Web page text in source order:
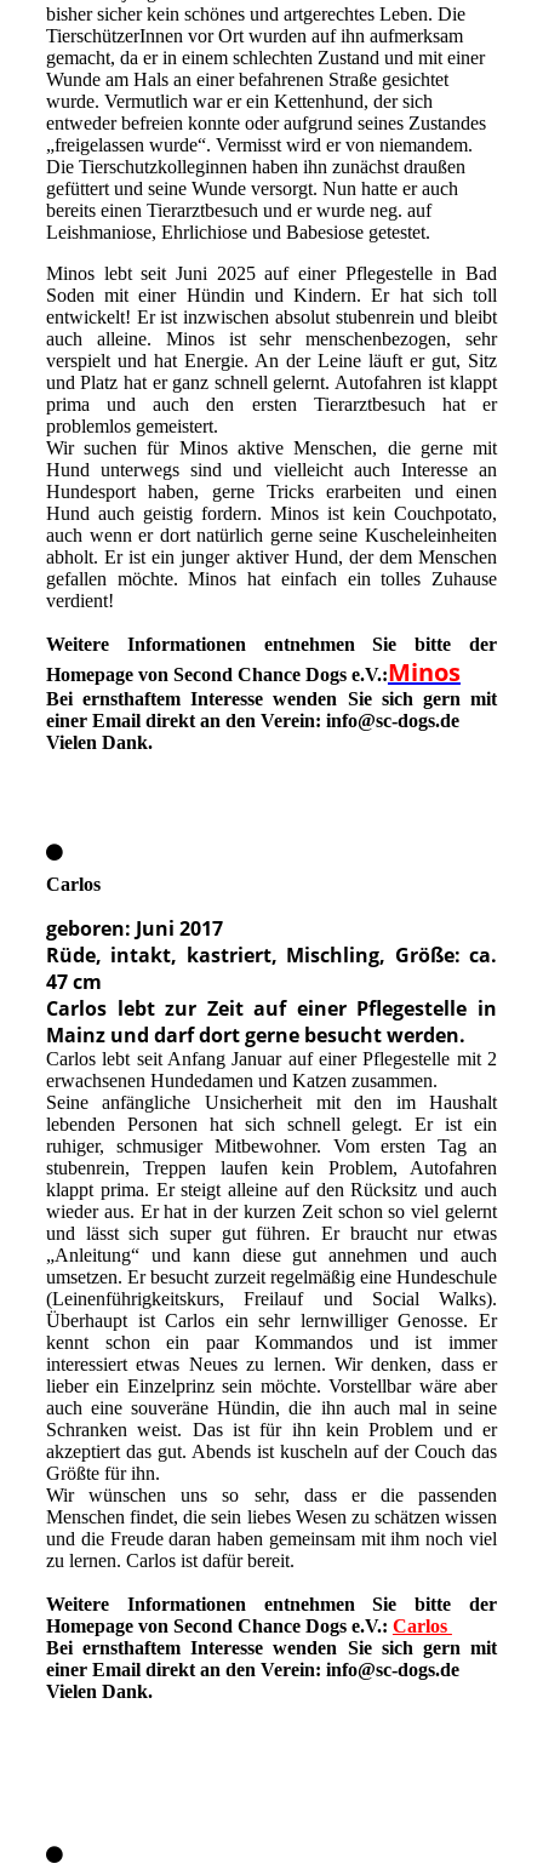
bisher sicher kein schönes und artgerechtes Leben. Die
TierschützerInnen vor Ort wurden auf ihn aufmerksam
gemacht, da er in einem schlechten Zustand und mit einer
Wunde am Hals an einer befahrenen Straße gesichtet
wurde. Vermutlich war er ein Kettenhund, der sich
entweder befreien konnte oder aufgrund seines Zustandes
„freigelassen wurde“. Vermisst wird er von niemandem.
Die Tierschutzkolleginnen haben ihn zunächst draußen
gefüttert und seine Wunde versorgt. Nun hatte er auch
bereits einen Tierarztbesuch und er wurde neg. auf
Leishmaniose, Ehrlichiose und Babesiose getestet.
Minos lebt seit Juni 2025 auf einer Pflegestelle in Bad
Soden mit einer Hündin und Kindern. Er hat sich toll
entwickelt! Er ist inzwischen absolut stubenrein und bleibt
auch alleine. Minos ist sehr menschenbezogen, sehr
verspielt und hat Energie. An der Leine läuft er gut, Sitz
und Platz hat er ganz schnell gelernt. Autofahren ist klappt
prima und auch den ersten Tierarztbesuch hat er
problemlos gemeistert.
Wir suchen für Minos aktive Menschen, die gerne mit
Hund unterwegs sind und vielleicht auch Interesse an
Hundesport haben, gerne Tricks erarbeiten und einen
Hund auch geistig fordern. Minos ist kein Couchpotato,
auch wenn er dort natürlich gerne seine Kuscheleinheiten
abholt. Er ist ein junger aktiver Hund, der dem Menschen
gefallen möchte. Minos hat einfach ein tolles Zuhause
verdient!
Weitere Informationen entnehmen Sie bitte der
Homepage von Second Chance Dogs e.V.:Minos
Bei ernsthaftem Interesse wenden Sie sich gern mit
einer Email direkt an den Verein: info@sc-dogs.de
Vielen Dank.
Carlos
geboren: Juni 2017
Rüde, intakt, kastriert, Mischling, Größe: ca.
47 cm
Carlos lebt zur Zeit auf einer Pflegestelle in
Mainz und darf dort gerne besucht werden.
Carlos lebt seit Anfang Januar auf einer Pflegestelle mit 2
erwachsenen Hundedamen und Katzen zusammen.
Seine anfängliche Unsicherheit mit den im Haushalt
lebenden Personen hat sich schnell gelegt. Er ist ein
ruhiger, schmusiger Mitbewohner. Vom ersten Tag an
stubenrein, Treppen laufen kein Problem, Autofahren
klappt prima. Er steigt alleine auf den Rücksitz und auch
wieder aus. Er hat in der kurzen Zeit schon so viel gelernt
und lässt sich super gut führen. Er braucht nur etwas
„Anleitung“ und kann diese gut annehmen und auch
umsetzen. Er besucht zurzeit regelmäßig eine Hundeschule
(Leinenführigkeitskurs, Freilauf und Social Walks).
Überhaupt ist Carlos ein sehr lernwilliger Genosse. Er
kennt schon ein paar Kommandos und ist immer
interessiert etwas Neues zu lernen. Wir denken, dass er
lieber ein Einzelprinz sein möchte. Vorstellbar wäre aber
auch eine souveräne Hündin, die ihn auch mal in seine
Schranken weist. Das ist für ihn kein Problem und er
akzeptiert das gut. Abends ist kuscheln auf der Couch das
Größte für ihn.
Wir wünschen uns so sehr, dass er die passenden
Menschen findet, die sein liebes Wesen zu schätzen wissen
und die Freude daran haben gemeinsam mit ihm noch viel
zu lernen. Carlos ist dafür bereit.
Weitere Informationen entnehmen Sie bitte der
Homepage von Second Chance Dogs e.V.: Carlos
Bei ernsthaftem Interesse wenden Sie sich gern mit
einer Email direkt an den Verein: info@sc-dogs.de
Vielen Dank.